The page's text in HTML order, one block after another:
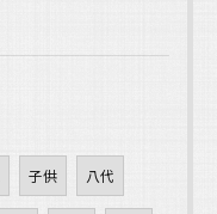
子供 八代